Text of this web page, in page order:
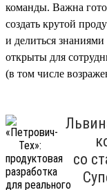
команды. Важна
создать крутой
и делиться
открыты для
(в том числе
со